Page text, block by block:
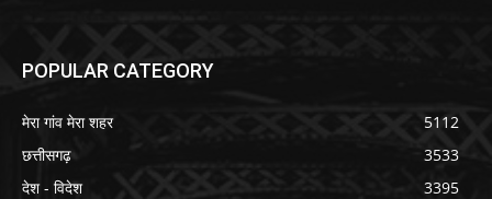
POPULAR CATEGORY
मेरा गांव मेरा शहर
5112
छत्तीसगढ़
3533
देश - विदेश
3395